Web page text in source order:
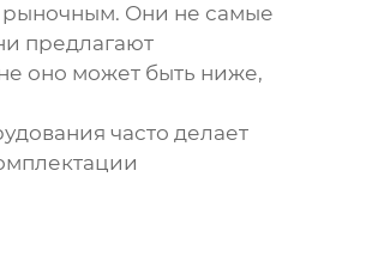
рыночным. Они не самые
предлагают
оно может быть ниже,
часто делает